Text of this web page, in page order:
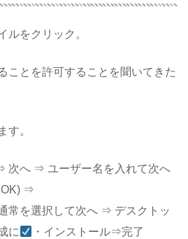
ルをクリック。
ことを許可することを聞いてきた
す。
次へ ⇒ ユーザー名を入れて次へ
OK) ⇒
常を選択して次へ ⇒ デスクトッ
に
・インストール⇒完了